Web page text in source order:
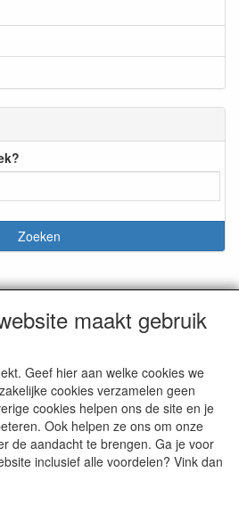
maakt gebruik
Geef hier aan welke cookies we
cookies verzamelen geen
cookies helpen ons de site en je
Ook helpen ze ons om onze
de aandacht te brengen. Ga je voor
inclusief alle voordelen? Vink dan